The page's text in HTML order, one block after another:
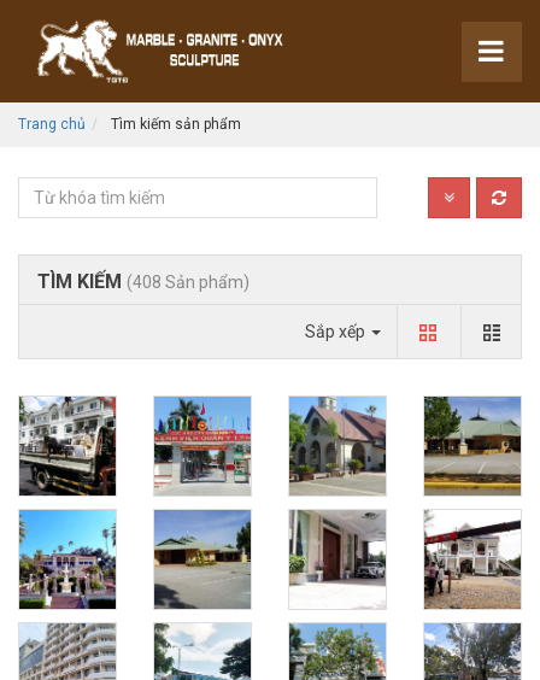
Trang chủ Tìm kiếm sản phẩm
TÌM KIẾM (408 Sản phẩm)
Sắp xếp